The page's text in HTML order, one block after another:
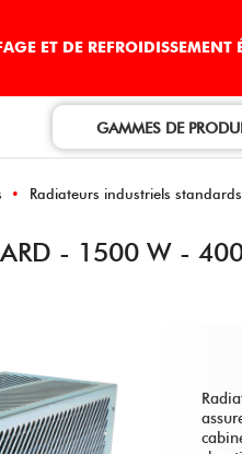
ET DE REFROIDISSEMENT
GAMMES DE
Radiateurs industriels standards
- 1500 W -